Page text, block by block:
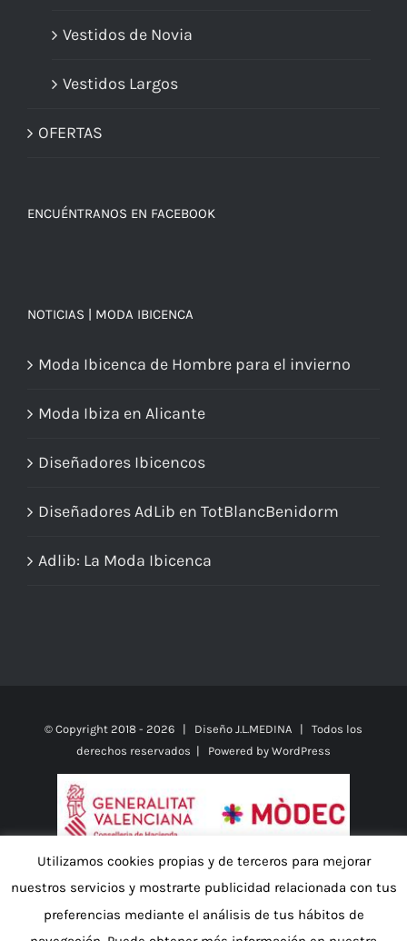
Vestidos de Novia
Vestidos Largos
OFERTAS
ENCUÉNTRANOS EN FACEBOOK
NOTICIAS | MODA IBICENCA
Moda Ibicenca de Hombre para el invierno
Moda Ibiza en Alicante
Diseñadores Ibicencos
Diseñadores AdLib en TotBlancBenidorm
Adlib: La Moda Ibicenca
© Copyright 2018 - 2026 | Diseño J.L.MEDINA | Todos los
derechos reservados | Powered by WordPress
La empresa JUANA LOPEZ ROMERO (TOT BLANC BENIDORM) ha
recibido de la GENERALITAT VALENCIANA en respuesta a la
Utilizamos cookies propias y de terceros para mejorar
nuestros servicios y mostrarte publicidad relacionada con tus
preferencias mediante el análisis de tus hábitos de